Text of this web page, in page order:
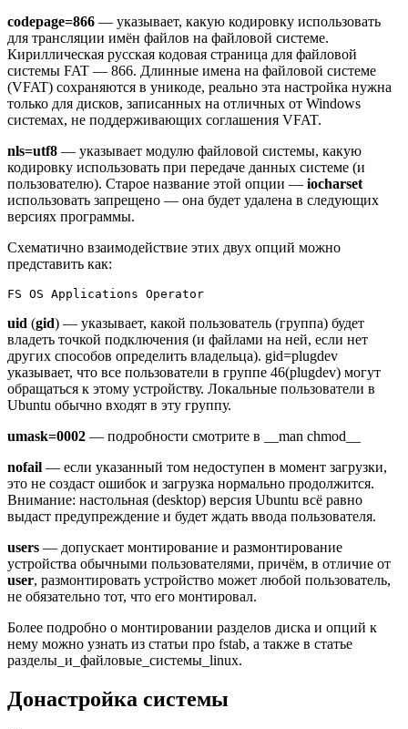
codepage=866 — указывает, какую кодировку использовать
для трансляции имён файлов на файловой системе.
Кириллическая русская кодовая страница для файловой
системы FAT — 866. Длинные имена на файловой системе
(VFAT) сохраняются в уникоде, реально эта настройка нужна
только для дисков, записанных на отличных от Windows
системах, не поддерживающих соглашения VFAT.
nls=utf8 — указывает модулю файловой системы, какую
кодировку использовать при передаче данных системе (и
пользователю). Старое название этой опции — iocharset
использовать запрещено — она будет удалена в следующих
версиях программы.
Схематично взаимодействие этих двух опций можно
представить как:
FS OS Applications Operator
uid (gid) — указывает, какой пользователь (группа) будет
владеть точкой подключения (и файлами на ней, если нет
других способов определить владельца). gid=plugdev
указывает, что все пользователи в группе 46(plugdev) могут
обращаться к этому устройству. Локальные пользователи в
Ubuntu обычно входят в эту группу.
umask=0002 — подробности смотрите в __man chmod__
nofail — если указанный том недоступен в момент загрузки,
это не создаст ошибок и загрузка нормально продолжится.
Внимание: настольная (desktop) версия Ubuntu всё равно
выдаст предупреждение и будет ждать ввода пользователя.
users — допускает монтирование и размонтирование
устройства обычными пользователями, причём, в отличие от
user, размонтировать устройство может любой пользователь,
не обязательно тот, что его монтировал.
Более подробно о монтировании разделов диска и опций к
нему можно узнать из статьи про fstab, а также в статье
разделы_и_файловые_системы_linux.
Донастройка системы